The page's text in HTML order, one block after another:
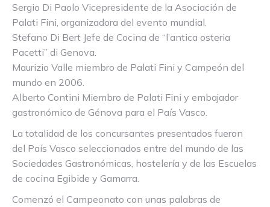
Sergio Di Paolo Vicepresidente de la Asociación de
Palati Fini, organizadora del evento mundial.
Stefano Di Bert Jefe de Cocina de “l’antica osteria
Pacetti” di Genova.
Maurizio Valle miembro de Palati Fini y Campeón del
mundo en 2006.
Alberto Contini Miembro de Palati Fini y embajador
gastronómico de Génova para el País Vasco.
La totalidad de los concursantes presentados fueron
del País Vasco seleccionados entre del mundo de las
Sociedades Gastronómicas, hostelería y de las Escuelas
de cocina Egibide y Gamarra.
Comenzó el Campeonato con unas palabras de